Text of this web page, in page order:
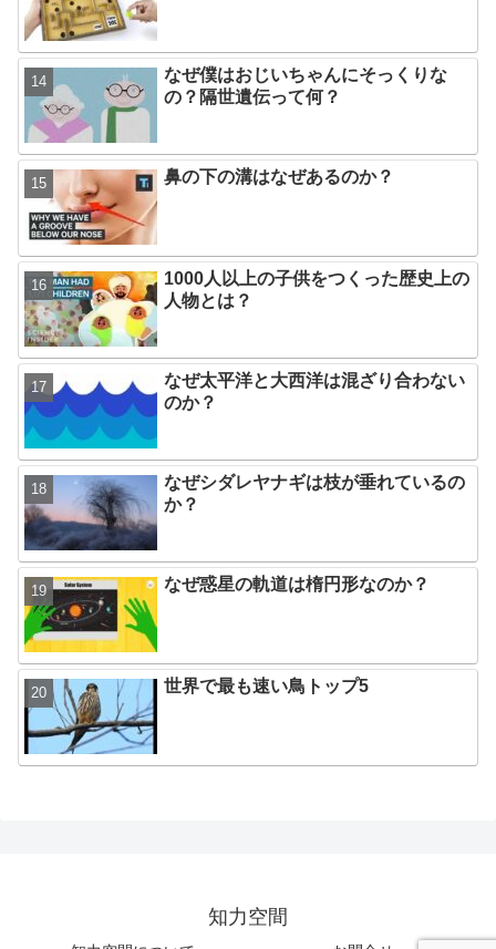
なぜ僕はおじいちゃんにそっくりな
の？隔世遺伝って何？
鼻の下の溝はなぜあるのか？
1000人以上の子供をつくった歴史上の
人物とは？
なぜ太平洋と大西洋は混ざり合わない
のか？
なぜシダレヤナギは枝が垂れているの
か？
なぜ惑星の軌道は楕円形なのか？
世界で最も速い鳥トップ5
知力空間